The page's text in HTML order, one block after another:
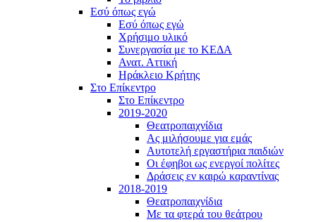
Εσύ όπως εγώ
Εσύ όπως εγώ
Χρήσιμο υλικό
Συνεργασία με το ΚΕΔΑ
Ανατ. Αττική
Ηράκλειο Κρήτης
Στο Επίκεντρο
Στο Επίκεντρο
2019-2020
Θεατροπαιχνίδια
Ας μιλήσουμε για εμάς
Αυτοτελή εργαστήρια παιδιών
Οι έφηβοι ως ενεργοί πολίτες
Δράσεις εν καιρώ καραντίνας
2018-2019
Θεατροπαιχνίδια
Με τα φτερά του θεάτρου